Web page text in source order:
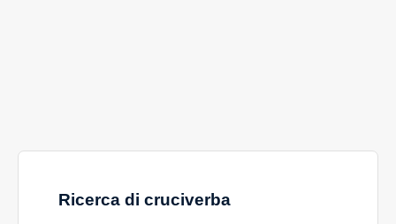
Ricerca di cruciverba